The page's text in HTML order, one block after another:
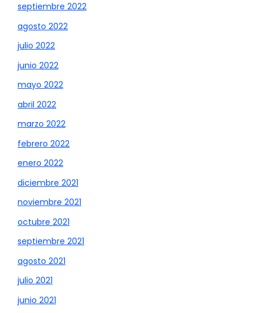
septiembre 2022
agosto 2022
julio 2022
junio 2022
mayo 2022
abril 2022
marzo 2022
febrero 2022
enero 2022
diciembre 2021
noviembre 2021
octubre 2021
septiembre 2021
agosto 2021
julio 2021
junio 2021